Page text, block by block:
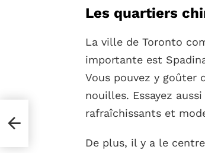
Les quartiers
La ville de Toronto
importante est
Vous pouvez y goûter
nouilles. Essayez
rafraîchissants et
De plus, il y a le